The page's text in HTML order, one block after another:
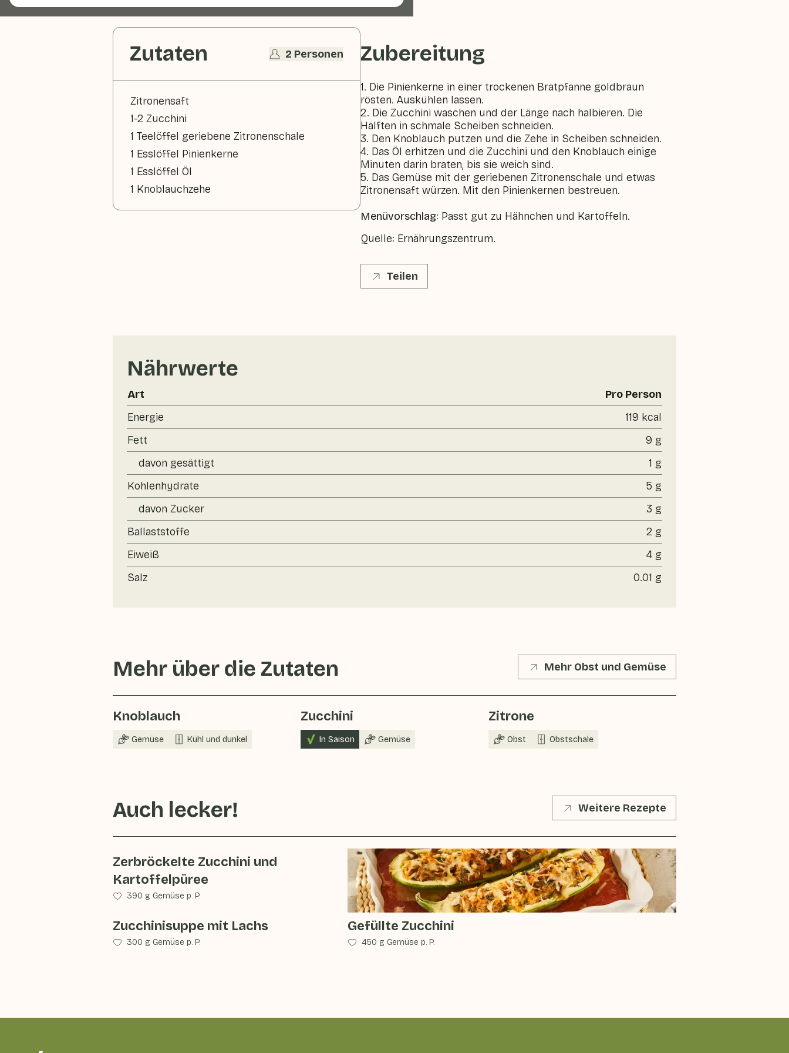
Zutaten 2 Personen
Zitronensaft
1-2 Zucchini
1 Teelöffel geriebene Zitronenschale
1 Esslöffel Pinienkerne
1 Esslöffel Öl
1 Knoblauchzehe
Zubereitung
1. Die Pinienkerne in einer trockenen Bratpfanne goldbraun
rösten. Auskühlen lassen.
2. Die Zucchini waschen und der Länge nach halbieren. Die
Hälften in schmale Scheiben schneiden.
3. Den Knoblauch putzen und die Zehe in Scheiben schneiden.
4. Das Öl erhitzen und die Zucchini und den Knoblauch einige
Minuten darin braten, bis sie weich sind.
5. Das Gemüse mit der geriebenen Zitronenschale und etwas
Zitronensaft würzen. Mit den Pinienkernen bestreuen.
Menüvorschlag: Passt gut zu Hähnchen und Kartoffeln.
Quelle: Ernährungszentrum.
Teilen
Nährwerte
Art
Pro Person
Energie
119 kcal
Fett
9 g
davon gesättigt
1 g
Kohlenhydrate
5 g
davon Zucker
3 g
Ballaststoffe
2 g
Eiweiß
4 g
Salz
0.01 g
Mehr über die Zutaten Mehr Obst und Gemüse
Knoblauch
Gemüse Kühl und dunkel
Zucchini
In Saison Gemüse
Zitrone
Obst Obstschale
Auch lecker! Weitere Rezepte
Zerbröckelte Zucchini und
Kartoffelpüree
390 g Gemüse p. P.
Zucchinisuppe mit Lachs
300 g Gemüse p. P.
Gefüllte Zucchini
450 g Gemüse p. P.